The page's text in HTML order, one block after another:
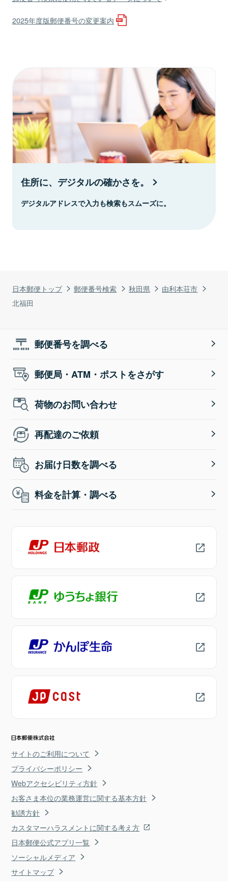
日本郵便トップ 郵便番号検索 秋田県
由利本荘市
北福田
2025年度版郵便番号の変更案内
住所に、デジタルの確かさを。
デジタルアドレスで入力も検索もスムーズに。
郵便番号を調べる
郵便局・ATM・ポストをさがす
荷物のお問い合わせ
再配達のご依頼
お届け日数を調べる
料金を計算・調べる
サイトのご利用について
プライバシーポリシー
Webアクセシビリティ方針
お客さま本位の業務運営に関する基本方針
勧誘方針
カスタマーハラスメントに関する考え方
日本郵便公式アプリ一覧
ソーシャルメディア
サイトマップ